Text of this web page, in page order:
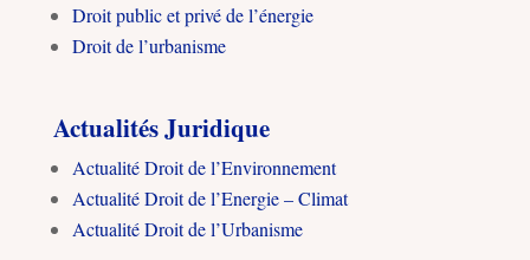
Droit public et privé de l’énergie
Droit de l’urbanisme
Actualités Juridique
Actualité Droit de l’Environnement
Actualité Droit de l’Energie – Climat
Actualité Droit de l’Urbanisme